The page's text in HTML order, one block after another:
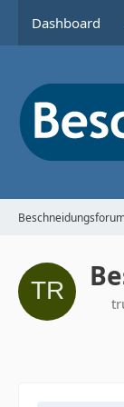
Dashboard